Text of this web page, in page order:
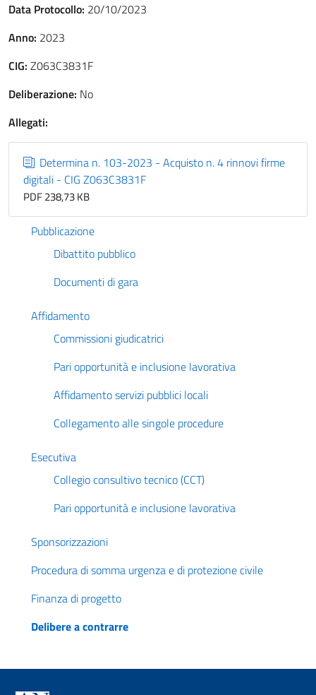
Data Protocollo: 20/10/2023
Anno: 2023
CIG: Z063C3831F
Deliberazione: No
Allegati:
Determina n. 103-2023 - Acquisto n. 4 rinnovi firme
digitali - CIG Z063C3831F
PDF 238,73 KB
Pubblicazione
Dibattito pubblico
Documenti di gara
Affidamento
Commissioni giudicatrici
Pari opportunità e inclusione lavorativa
Affidamento servizi pubblici locali
Collegamento alle singole procedure
Esecutiva
Collegio consultivo tecnico (CCT)
Pari opportunità e inclusione lavorativa
Sponsorizzazioni
Procedura di somma urgenza e di protezione civile
Finanza di progetto
Delibere a contrarre